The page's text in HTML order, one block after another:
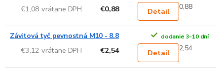
€1,08 vrátane DPH €0,88 Detail 0,88
Závitová tyč pevnostná M10 - 8.8 dodanie 3-10 dní
€3,12 vrátane DPH €2,54 Detail 2,54